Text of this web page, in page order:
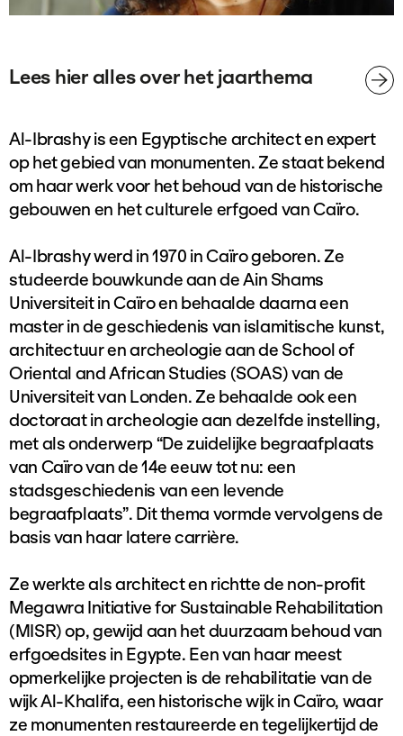
Lees hier alles over het jaarthema
Al-Ibrashy is een Egyptische architect en expert
op het gebied van monumenten. Ze staat bekend
om haar werk voor het behoud van de historische
gebouwen en het culturele erfgoed van Caïro.
Al-Ibrashy werd in 1970 in Caïro geboren. Ze
studeerde bouwkunde aan de Ain Shams
Universiteit in Caïro en behaalde daarna een
master in de geschiedenis van islamitische kunst,
architectuur en archeologie aan de School of
Oriental and African Studies (SOAS) van de
Universiteit van Londen. Ze behaalde ook een
doctoraat in archeologie aan dezelfde instelling,
met als onderwerp “De zuidelijke begraafplaats
van Caïro van de 14e eeuw tot nu: een
stadsgeschiedenis van een levende
begraafplaats”. Dit thema vormde vervolgens de
basis van haar latere carrière.
Ze werkte als architect en richtte de non-profit
Megawra Initiative for Sustainable Rehabilitation
(MISR) op, gewijd aan het duurzaam behoud van
erfgoedsites in Egypte. Een van haar meest
opmerkelijke projecten is de rehabilitatie van de
wijk Al-Khalifa, een historische wijk in Caïro, waar
ze monumenten restaureerde en tegelijkertijd de